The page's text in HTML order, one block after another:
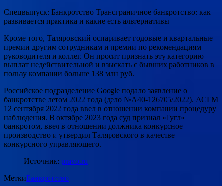
Спецвыпуск: Банкротство Трансграничное банкротство: как
развивается практика и какие есть альтернативы
Кроме того, Таляровский оспаривает годовые и квартальные
премии другим сотрудникам и премии по рекомендациям
руководителя и коллег. Он просит признать эту категорию
выплат недействительной и взыскать с бывших работников в
пользу компании больше 138 млн руб.
Российское подразделение Google подало заявление о
банкротстве летом 2022 года (дело №А40-126705/2022). АСГМ
12 сентября 2022 года ввел в отношении компании процедуру
наблюдения. В октябре 2023 года суд признал «Гугл»
банкротом, ввел в отношении должника конкурсное
производство и утвердил Таляровского в качестве
конкурсного управляющего.
Источник: pravo.ru
МеткиБанкротство